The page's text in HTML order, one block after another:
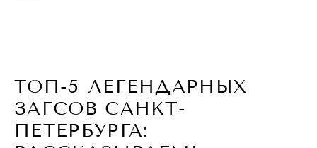
ТОП-5 ЛЕГЕНДАРНЫХ
ЗАГСОВ САНКТ-
ПЕТЕРБУРГА: